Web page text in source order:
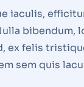
iaculis,
bibendum,
ex felis
sem quis